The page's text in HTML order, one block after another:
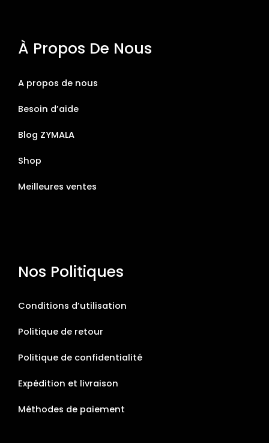
À Propos De Nous
A propos de nous
Besoin d’aide
Blog ZYMALA
Shop
Meilleures ventes
Nos Politiques
Conditions d’utilisation
Politique de retour
Politique de confidentialité
Expédition et livraison
Méthodes de paiement